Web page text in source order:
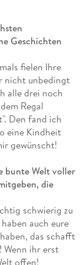
fördert das
miteinander.
spannenden
den eigenen
und Natur
bei Antolin.
Erlebnisbuch
Rezepten
eine perfekte
in den USA
auf ihre
auch noch
Erstaunlich,
Ostereier
Kirsten
für Kinder ab
ganze Familie!
an
Ferien: Eine
Kinder ab 10
in der
Geschichten
fielen Ihre
nicht unbedingt
alle drei noch
Regal
Den fand ich
eine Kindheit
gewünscht!
bunte Welt voller
die
schwierig zu
auch eure
das schafft
Wenn ihr erst
offen!